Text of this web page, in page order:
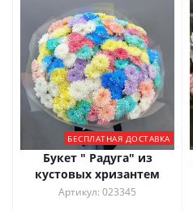
БЕСПЛАТНАЯ ДОСТАВКА
Букет " Радуга" из
кустовых хризантем
Артикул: 023345